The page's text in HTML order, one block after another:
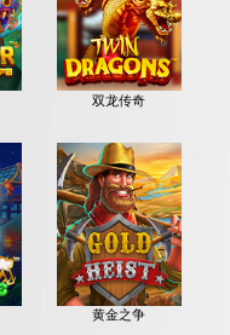
双龙传奇
黄金之争